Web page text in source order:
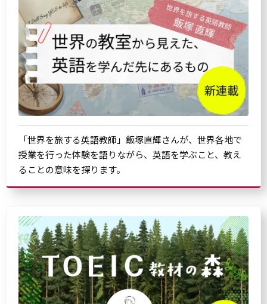
「世界を旅する英語教師」飯塚直輝さんが、世界各地で
授業を行った体験を語りながら、英語を学ぶこと、教え
ることの意味を探ります。